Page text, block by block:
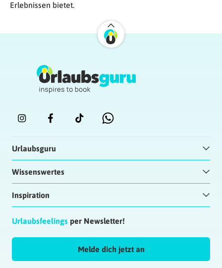
Erlebnissen bietet.
Urlaubsguru
Wissenswertes
Inspiration
Urlaubsfeelings per Newsletter!
Melde dich jetzt an